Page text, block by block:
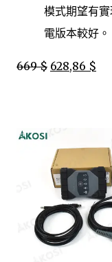
模式期望有
電版本較好。
669 $ 628,86 $